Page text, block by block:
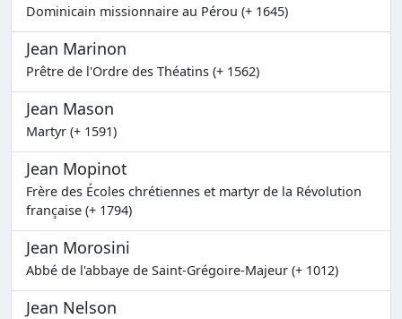
Dominicain missionnaire au Pérou (+ 1645)
Jean Marinon
Prêtre de l'Ordre des Théatins (+ 1562)
Jean Mason
Martyr (+ 1591)
Jean Mopinot
Frère des Écoles chrétiennes et martyr de la Révolution
française (+ 1794)
Jean Morosini
Abbé de l'abbaye de Saint-Grégoire-Majeur (+ 1012)
Jean Nelson